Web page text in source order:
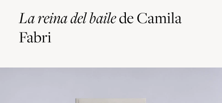
La reina del bailede Camila
Fabri